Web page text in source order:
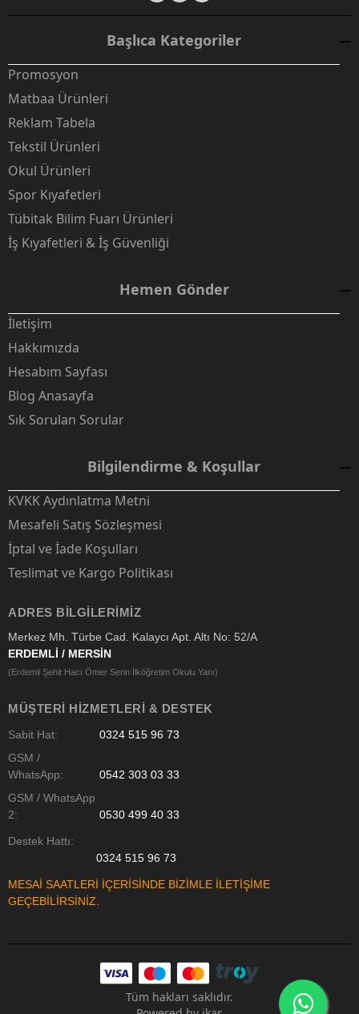
Başlıca Kategoriler
Promosyon
Matbaa Ürünleri
Reklam Tabela
Tekstil Ürünleri
Okul Ürünleri
Spor Kıyafetleri
Tübitak Bilim Fuarı Ürünleri
İş Kıyafetleri & İş Güvenliği
Hemen Gönder
İletişim
Hakkımızda
Hesabım Sayfası
Blog Anasayfa
Sık Sorulan Sorular
Bilgilendirme & Koşullar
KVKK Aydınlatma Metni
Mesafeli Satış Sözleşmesi
İptal ve İade Koşulları
Teslimat ve Kargo Politikası
ADRES BILGILERIMIZ
Merkez Mh. Türbe Cad. Kalaycı Apt. Altı No: 52/A
ERDEMLİ / MERSİN
(Erdemli Şehit Hacı Ömer Serin İlköğretim Okulu Yanı)
MÜŞTERI HIZMETLERI & DESTEK
Sabit Hat:
0324 515 96 73
GSM /
WhatsApp:
0542 303 03 33
GSM / WhatsApp
2:
0530 499 40 33
Destek Hattı:
0324 515 96 73
MESAİ SAATLERİ İÇERİSİNDE BİZİMLE İLETİŞİME
GEÇEBİLİRSİNİZ.
Tüm hakları saklıdır.